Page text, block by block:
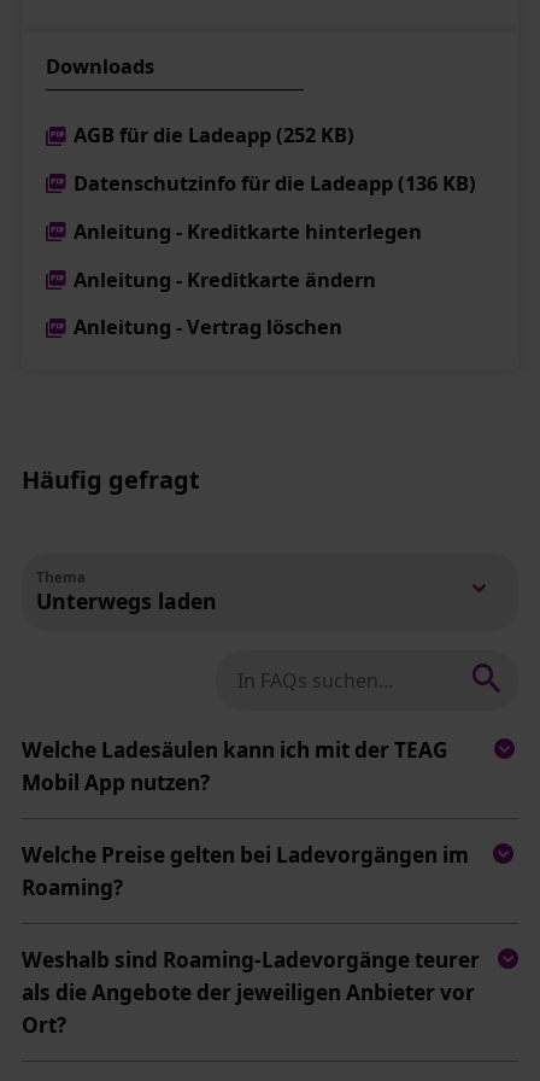
Downloads
AGB für die Ladeapp (252 KB)
Datenschutzinfo für die Ladeapp (136 KB)
Anleitung - Kreditkarte hinterlegen
Anleitung - Kreditkarte ändern
Anleitung - Vertrag löschen
Häufig gefragt
Thema
Unterwegs laden
In FAQs suchen nach:
Welche Ladesäulen kann ich mit der TEAG
Mobil App nutzen?
Welche Preise gelten bei Ladevorgängen im
Roaming?
Weshalb sind Roaming-Ladevorgänge teurer
als die Angebote der jeweiligen Anbieter vor
Ort?